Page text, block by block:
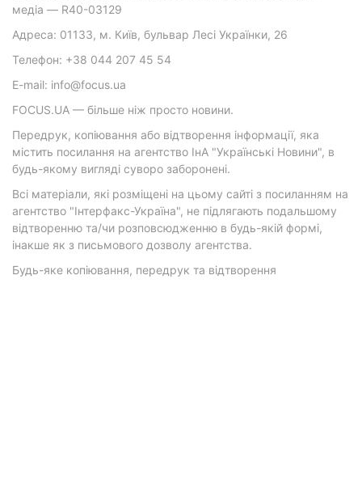
медіа — R40-03129
Адреса: 01133, м. Київ, бульвар Лесі Українки, 26
Телефон: +38 044 207 45 54
E-mail: info@focus.ua
FOCUS.UA — більше ніж просто новини.
Передрук, копіювання або відтворення інформації, яка
містить посилання на агентство ІнА "Українські Новини", в
будь-якому вигляді суворо заборонені.
Всі матеріали, які розміщені на цьому сайті з посиланням на
агентство "Інтерфакс-Україна", не підлягають подальшому
відтворенню та/чи розповсюдженню в будь-якій формі,
інакше як з письмового дозволу агентства.
Будь-яке копіювання, передрук та відтворення